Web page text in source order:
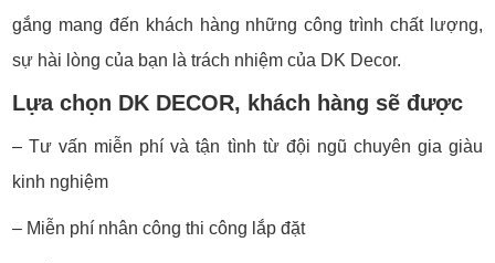
gắng mang đến khách hàng những công trình chất lượng,
sự hài lòng của bạn là trách nhiệm của DK Decor.
Lựa chọn DK DECOR, khách hàng sẽ được
– Tư vấn miễn phí và tận tình từ đội ngũ chuyên gia giàu
kinh nghiệm
– Miễn phí nhân công thi công lắp đặt